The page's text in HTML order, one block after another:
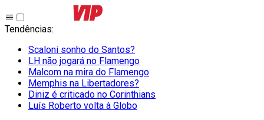
Tendências:
Scaloni sonho do Santos?
LH não jogará no Flamengo
Malcom na mira do Flamengo
Memphis na Libertadores?
Diniz é criticado no Corinthians
Luís Roberto volta à Globo